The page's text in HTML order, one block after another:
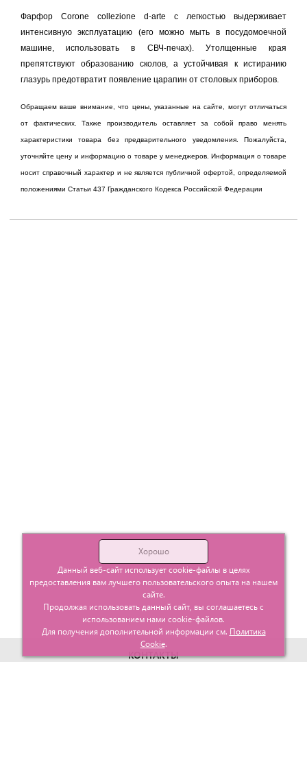
Фарфор Corone collezione d-arte с легкостью выдерживает
интенсивную эксплуатацию (его можно мыть в посудомоечной
машине, использовать в СВЧ-печах). Утолщенные края
препятствуют образованию сколов, а устойчивая к истиранию
глазурь предотвратит появление царапин от столовых приборов.
Обращаем ваше внимание, что цены, указанные на сайте, могут отличаться
от фактических. Также производитель оставляет за собой право менять
характеристики товара без предварительного уведомления. Пожалуйста,
уточняйте цену и информацию о товаре у менеджеров. Информация о товаре
носит справочный характер и не является публичной офертой, определяемой
положениями Статьи 437 Гражданского Кодекса Российской Федерации
КОНТАКТЫ
Хорошо
Данный веб-сайт использует cookie-файлы в целях
предоставления вам лучшего пользовательского опыта на нашем
сайте.
Продолжая использовать данный сайт, вы соглашаетесь с
использованием нами cookie-файлов.
Для получения дополнительной информации см. Политика
Cookie.